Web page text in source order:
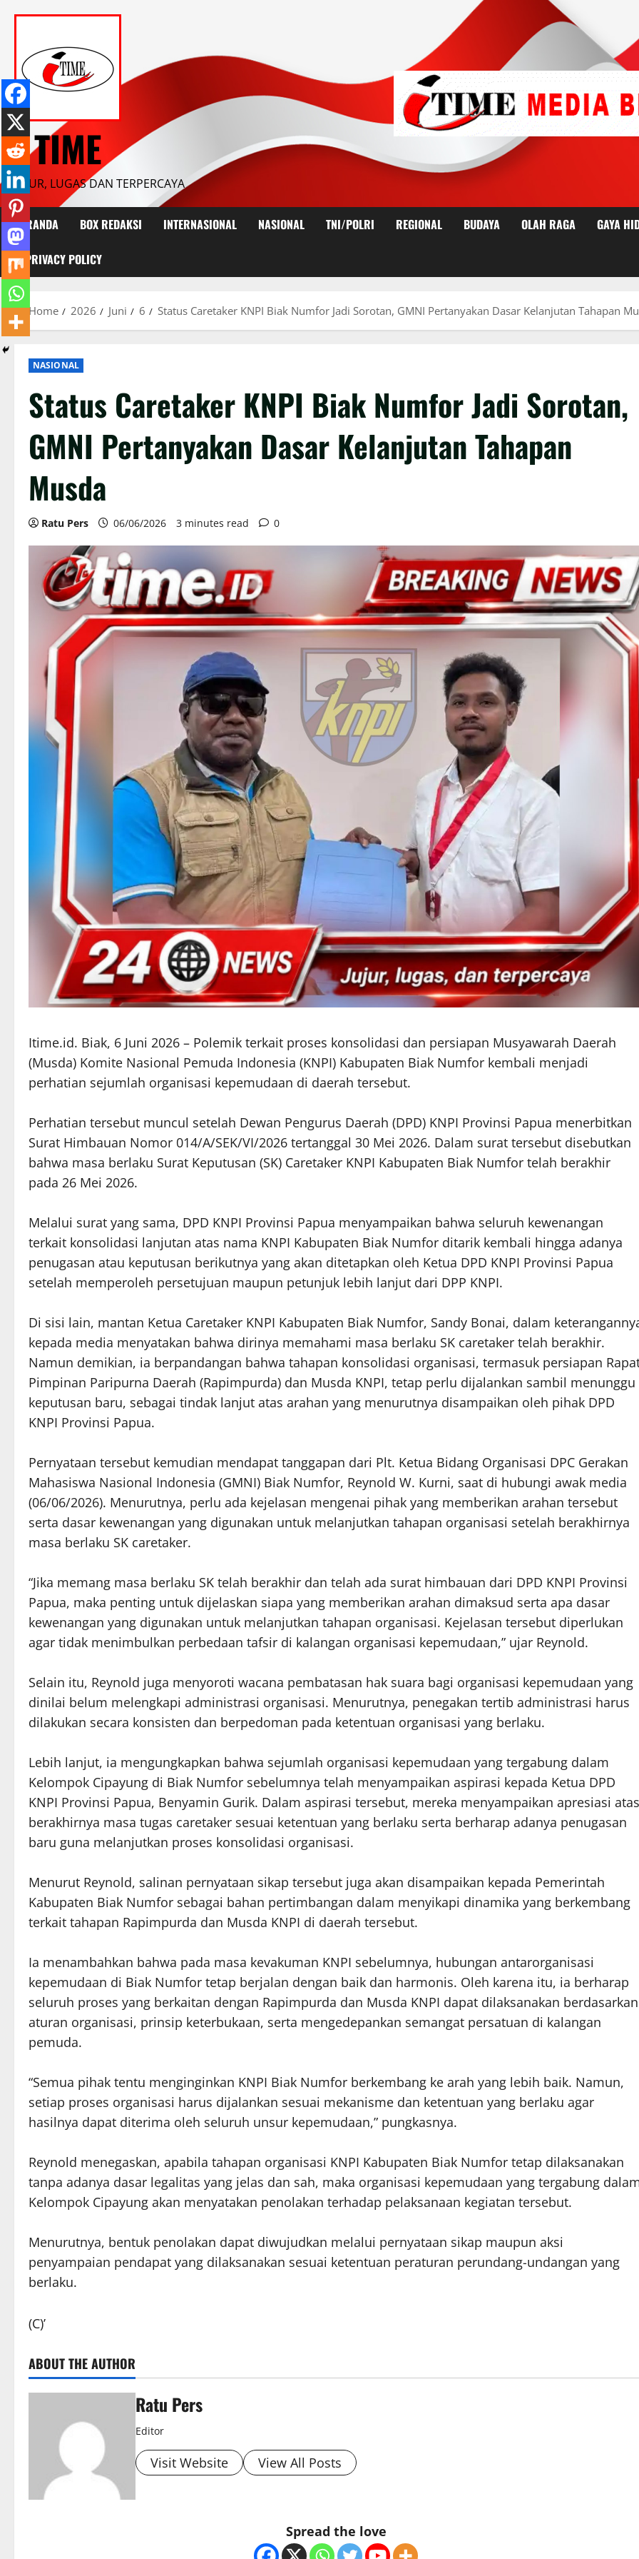
I TIME
JUJUR, LUGAS DAN TERPERCAYA
BERANDA BOX REDAKSI INTERNASIONAL NASIONAL TNI/POLRI REGIONAL BUDAYA OLAH RAGA GAYA
PRIVACY POLICY
Home 2026 Juni 6 Status Caretaker KNPI Biak Numfor Jadi Sorotan, GMNI Pertanyakan Dasar Kelanjutan Tahapan
NASIONAL
Status Caretaker KNPI Biak Numfor Jadi Sorotan,
GMNI Pertanyakan Dasar Kelanjutan Tahapan
Musda
Ratu Pers 06/06/2026 3 minutes read 0
Itime.id. Biak, 6 Juni 2026 – Polemik terkait proses konsolidasi dan persiapan Musyawarah Daerah
(Musda) Komite Nasional Pemuda Indonesia (KNPI) Kabupaten Biak Numfor kembali menjadi
perhatian sejumlah organisasi kepemudaan di daerah tersebut.
Perhatian tersebut muncul setelah Dewan Pengurus Daerah (DPD) KNPI Provinsi Papua menerbitkan
Surat Himbauan Nomor 014/A/SEK/VI/2026 tertanggal 30 Mei 2026. Dalam surat tersebut disebutkan
bahwa masa berlaku Surat Keputusan (SK) Caretaker KNPI Kabupaten Biak Numfor telah berakhir
pada 26 Mei 2026.
Melalui surat yang sama, DPD KNPI Provinsi Papua menyampaikan bahwa seluruh kewenangan
terkait konsolidasi lanjutan atas nama KNPI Kabupaten Biak Numfor ditarik kembali hingga adanya
penugasan atau keputusan berikutnya yang akan ditetapkan oleh Ketua DPD KNPI Provinsi Papua
setelah memperoleh persetujuan maupun petunjuk lebih lanjut dari DPP KNPI.
Di sisi lain, mantan Ketua Caretaker KNPI Kabupaten Biak Numfor, Sandy Bonai, dalam
kepada media menyatakan bahwa dirinya memahami masa berlaku SK caretaker telah berakhir.
Namun demikian, ia berpandangan bahwa tahapan konsolidasi organisasi, termasuk persiapan
Pimpinan Paripurna Daerah (Rapimpurda) dan Musda KNPI, tetap perlu dijalankan sambil menunggu
keputusan baru, sebagai tindak lanjut atas arahan yang menurutnya disampaikan oleh pihak DPD
KNPI Provinsi Papua.
Pernyataan tersebut kemudian mendapat tanggapan dari Plt. Ketua Bidang Organisasi DPC Gerakan
Mahasiswa Nasional Indonesia (GMNI) Biak Numfor, Reynold W. Kurni, saat di hubungi awak media
(06/06/2026). Menurutnya, perlu ada kejelasan mengenai pihak yang memberikan arahan tersebut
serta dasar kewenangan yang digunakan untuk melanjutkan tahapan organisasi setelah berakhirnya
masa berlaku SK caretaker.
“Jika memang masa berlaku SK telah berakhir dan telah ada surat himbauan dari DPD KNPI Provinsi
Papua, maka penting untuk dijelaskan siapa yang memberikan arahan dimaksud serta apa dasar
kewenangan yang digunakan untuk melanjutkan tahapan organisasi. Kejelasan tersebut diperlukan
agar tidak menimbulkan perbedaan tafsir di kalangan organisasi kepemudaan,” ujar Reynold.
Selain itu, Reynold juga menyoroti wacana pembatasan hak suara bagi organisasi kepemudaan yang
dinilai belum melengkapi administrasi organisasi. Menurutnya, penegakan tertib administrasi harus
dilakukan secara konsisten dan berpedoman pada ketentuan organisasi yang berlaku.
Lebih lanjut, ia mengungkapkan bahwa sejumlah organisasi kepemudaan yang tergabung dalam
Kelompok Cipayung di Biak Numfor sebelumnya telah menyampaikan aspirasi kepada Ketua DPD
KNPI Provinsi Papua, Benyamin Gurik. Dalam aspirasi tersebut, mereka menyampaikan apresiasi atas
berakhirnya masa tugas caretaker sesuai ketentuan yang berlaku serta berharap adanya penugasan
baru guna melanjutkan proses konsolidasi organisasi.
Menurut Reynold, salinan pernyataan sikap tersebut juga akan disampaikan kepada Pemerintah
Kabupaten Biak Numfor sebagai bahan pertimbangan dalam menyikapi dinamika yang berkembang
terkait tahapan Rapimpurda dan Musda KNPI di daerah tersebut.
Ia menambahkan bahwa pada masa kevakuman KNPI sebelumnya, hubungan antarorganisasi
kepemudaan di Biak Numfor tetap berjalan dengan baik dan harmonis. Oleh karena itu, ia berharap
seluruh proses yang berkaitan dengan Rapimpurda dan Musda KNPI dapat dilaksanakan berdasarkan
aturan organisasi, prinsip keterbukaan, serta mengedepankan semangat persatuan di kalangan
pemuda.
“Semua pihak tentu menginginkan KNPI Biak Numfor berkembang ke arah yang lebih baik. Namun,
setiap proses organisasi harus dijalankan sesuai mekanisme dan ketentuan yang berlaku agar
hasilnya dapat diterima oleh seluruh unsur kepemudaan,” pungkasnya.
Reynold menegaskan, apabila tahapan organisasi KNPI Kabupaten Biak Numfor tetap dilaksanakan
tanpa adanya dasar legalitas yang jelas dan sah, maka organisasi kepemudaan yang tergabung
Kelompok Cipayung akan menyatakan penolakan terhadap pelaksanaan kegiatan tersebut.
Menurutnya, bentuk penolakan dapat diwujudkan melalui pernyataan sikap maupun aksi
penyampaian pendapat yang dilaksanakan sesuai ketentuan peraturan perundang-undangan yang
berlaku.
(C)’
ABOUT THE AUTHOR
Ratu Pers
Editor
Visit Website View All Posts
Spread the love